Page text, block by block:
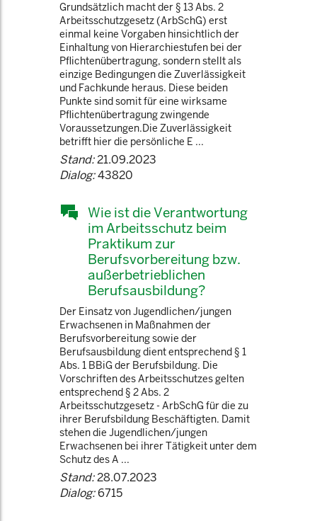
Grundsätzlich macht der § 13 Abs. 2
Arbeitsschutzgesetz (ArbSchG) erst
einmal keine Vorgaben hinsichtlich der
Einhaltung von Hierarchiestufen bei der
Pflichtenübertragung, sondern stellt als
einzige Bedingungen die Zuverlässigkeit
und Fachkunde heraus. Diese beiden
Punkte sind somit für eine wirksame
Pflichtenübertragung zwingende
Voraussetzungen.Die Zuverlässigkeit
betrifft hier die persönliche E ...
Stand:21.09.2023
Dialog:43820
Wie ist die Verantwortung
im Arbeitsschutz beim
Praktikum zur
Berufsvorbereitung bzw.
außerbetrieblichen
Berufsausbildung?
Der Einsatz von Jugendlichen/jungen
Erwachsenen in Maßnahmen der
Berufsvorbereitung sowie der
Berufsausbildung dient entsprechend § 1
Abs. 1 BBiG der Berufsbildung. Die
Vorschriften des Arbeitsschutzes gelten
entsprechend § 2 Abs. 2
Arbeitsschutzgesetz - ArbSchG für die zu
ihrer Berufsbildung Beschäftigten. Damit
stehen die Jugendlichen/jungen
Erwachsenen bei ihrer Tätigkeit unter dem
Schutz des A ...
Stand:28.07.2023
Dialog:6715